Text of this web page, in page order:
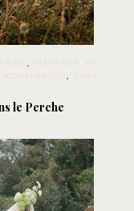
,
NORMANDIE,
le Perche